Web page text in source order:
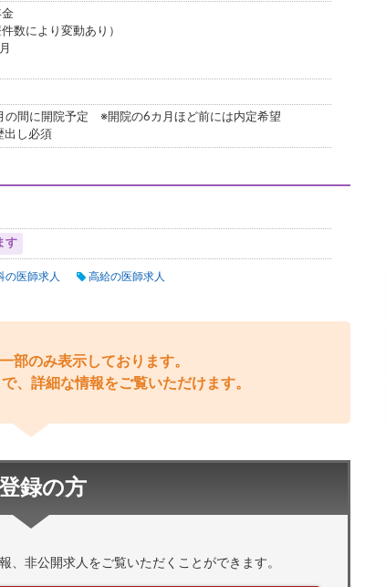
金
数により変動あり）
の間に開院予定 ※開院の6カ月ほど前には内定希望
出し必須
す
の医師求人 高給の医師求人
部のみ表示しております。
、詳細な情報をご覧いただけます。
録の方
、非公開求人をご覧いただくことができます。